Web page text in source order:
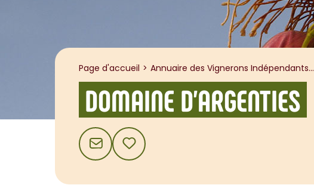
Page d'accueil Annuaire des Vignerons Indépendants...
DOMAINE D'ARGENTIES
CONTACTAJOUTER AUX FAVORIS